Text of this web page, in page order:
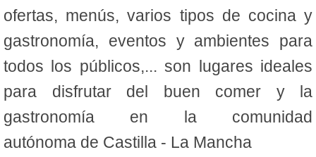
ofertas, menús, varios tipos de cocina y
gastronomía, eventos y ambientes para
todos los públicos,... son lugares ideales
para disfrutar del buen comer y la
gastronomía en la comunidad
autónoma de Castilla - La Mancha